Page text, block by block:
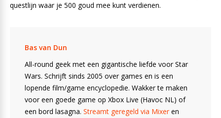
questlijn waar je 500 goud mee kunt verdienen.
Bas van Dun
All-round geek met een gigantische liefde voor Star
Wars. Schrijft sinds 2005 over games en is een
lopende film/game encyclopedie. Wakker te maken
voor een goede game op Xbox Live (Havoc NL) of
een bord lasagna. Streamt geregeld via Mixeren